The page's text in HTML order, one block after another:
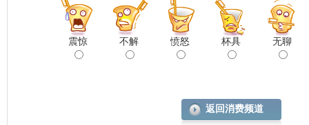
震惊 不解 愤怒 杯具 无聊
返回消费频道